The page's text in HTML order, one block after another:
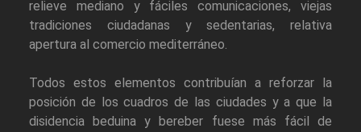
relieve mediano y fáciles comunicaciones, viejas
tradiciones ciudadanas y sedentarias, relativa
apertura al comercio mediterráneo.
Todos estos elementos contribuían a reforzar la
posición de los cuadros de las ciudades y a que la
disidencia beduina y bereber fuese más fácil de